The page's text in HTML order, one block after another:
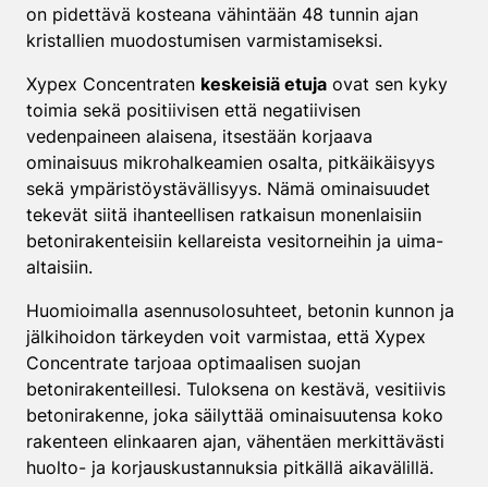
on pidettävä kosteana vähintään 48 tunnin ajan
kristallien muodostumisen varmistamiseksi.
Xypex Concentraten keskeisiä etuja ovat sen kyky
toimia sekä positiivisen että negatiivisen
vedenpaineen alaisena, itsestään korjaava
ominaisuus mikrohalkeamien osalta, pitkäikäisyys
sekä ympäristöystävällisyys. Nämä ominaisuudet
tekevät siitä ihanteellisen ratkaisun monenlaisiin
betonirakenteisiin kellareista vesitorneihin ja uima-
altaisiin.
Huomioimalla asennusolosuhteet, betonin kunnon ja
jälkihoidon tärkeyden voit varmistaa, että Xypex
Concentrate tarjoaa optimaalisen suojan
betonirakenteillesi. Tuloksena on kestävä, vesitiivis
betonirakenne, joka säilyttää ominaisuutensa koko
rakenteen elinkaaren ajan, vähentäen merkittävästi
huolto- ja korjauskustannuksia pitkällä aikavälillä.